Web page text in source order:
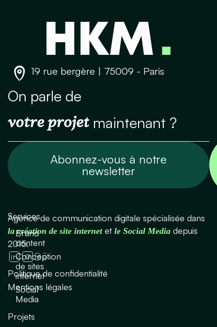
19 rue bergère | 75009 - Paris
On parle de
votre projet maintenant ?
Abonnez-vous à notre
newsletter
Agence de communication digitale spécialisée dans
la création de site internetet le Social Media depuis
2015.
Politique de confidentialité
Mentions légales
Services
Brand
content
Conception
de sites
internet
Social
Media
Projets